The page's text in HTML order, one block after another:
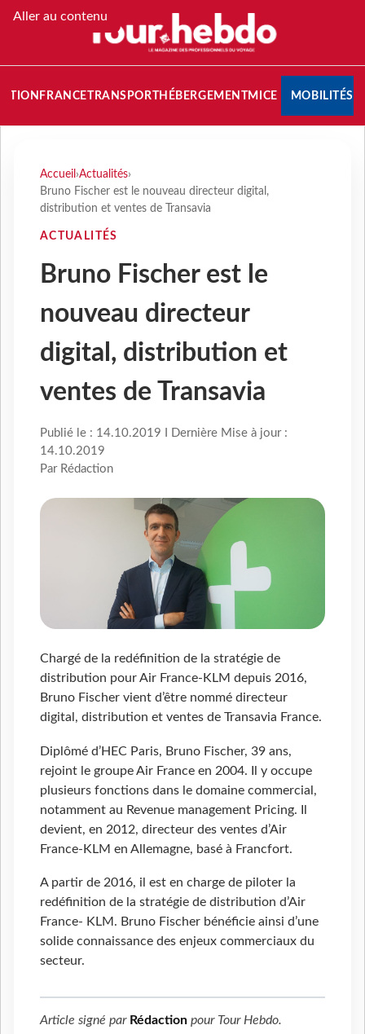
Aller au contenu
FRANCETRANSPORT HÉBERGEMENTMICE MOBILITÉS
Accueil ›Actualités›
Bruno Fischer est le nouveau directeur digital,
distribution et ventes de Transavia
ACTUALITÉS
Bruno Fischer est le
nouveau directeur
digital, distribution et
ventes de Transavia
Publié le : 14.10.2019 I Dernière Mise à jour :
14.10.2019
Par Rédaction
Chargé de la redéfinition de la stratégie de
distribution pour Air France-KLM depuis 2016,
Bruno Fischer vient d’être nommé directeur
digital, distribution et ventes de Transavia France.
Diplômé d’HEC Paris, Bruno Fischer, 39 ans,
rejoint le groupe Air France en 2004. Il y occupe
plusieurs fonctions dans le domaine commercial,
notamment au Revenue management Pricing. Il
devient, en 2012, directeur des ventes d’Air
France-KLM en Allemagne, basé à Francfort.
A partir de 2016, il est en charge de piloter la
redéfinition de la stratégie de distribution d’Air
France- KLM. Bruno Fischer bénéficie ainsi d’une
solide connaissance des enjeux commerciaux du
secteur.
Article signé par Rédaction pour Tour Hebdo.